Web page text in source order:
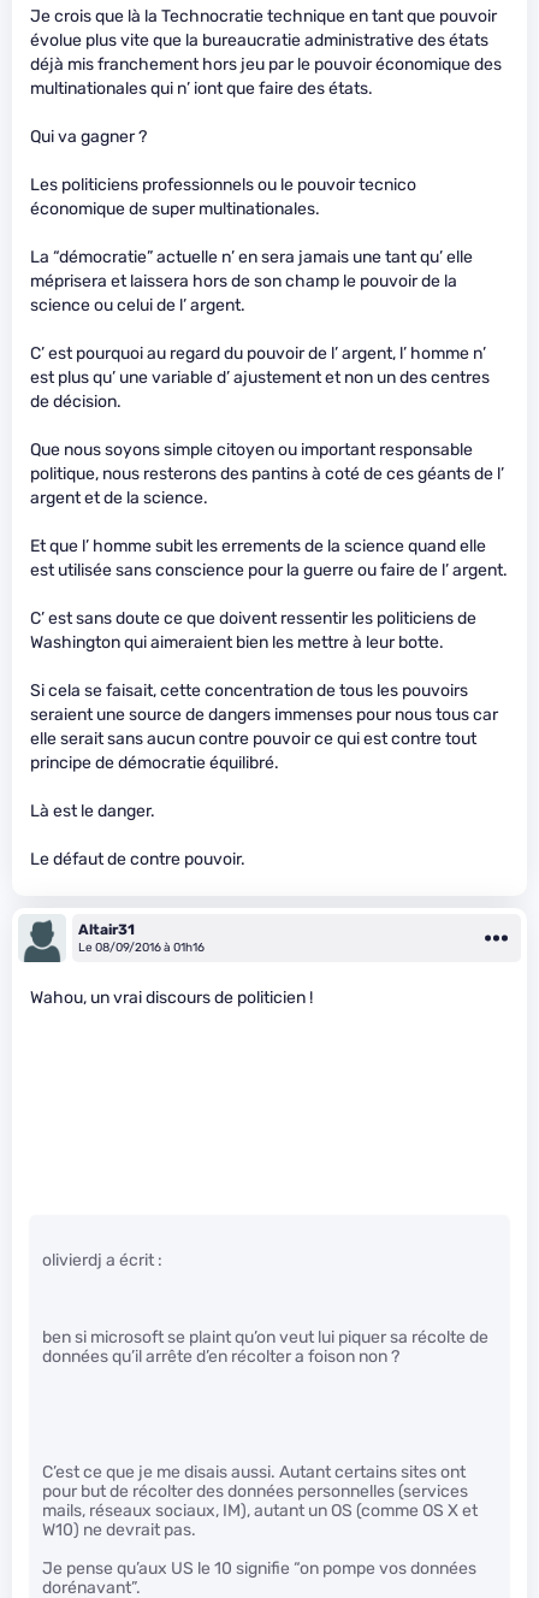
Je crois que là la Technocratie technique en tant que pouvoir
évolue plus vite que la bureaucratie administrative des états
déjà mis franchement hors jeu par le pouvoir économique des
multinationales qui n’ iont que faire des états.
Qui va gagner ?
Les politiciens professionnels ou le pouvoir tecnico
économique de super multinationales.
La “démocratie” actuelle n’ en sera jamais une tant qu’ elle
méprisera et laissera hors de son champ le pouvoir de la
science ou celui de l’ argent.
C’ est pourquoi au regard du pouvoir de l’ argent, l’ homme n’
est plus qu’ une variable d’ ajustement et non un des centres
de décision.
Que nous soyons simple citoyen ou important responsable
politique, nous resterons des pantins à coté de ces géants de l’
argent et de la science.
Et que l’ homme subit les errements de la science quand elle
est utilisée sans conscience pour la guerre ou faire de l’ argent.
C’ est sans doute ce que doivent ressentir les politiciens de
Washington qui aimeraient bien les mettre à leur botte.
Si cela se faisait, cette concentration de tous les pouvoirs
seraient une source de dangers immenses pour nous tous car
elle serait sans aucun contre pouvoir ce qui est contre tout
principe de démocratie équilibré.
Là est le danger.
Le défaut de contre pouvoir.
Altair31
Le 08/09/2016 à 01h16
Wahou, un vrai discours de politicien !
olivierdj a écrit :
ben si microsoft se plaint qu’on veut lui piquer sa récolte de
données qu’il arrête d’en récolter a foison non ?
C’est ce que je me disais aussi. Autant certains sites ont
pour but de récolter des données personnelles (services
mails, réseaux sociaux, IM), autant un OS (comme OS X et
W10) ne devrait pas.
Je pense qu’aux US le 10 signifie “on pompe vos données
dorénavant”.